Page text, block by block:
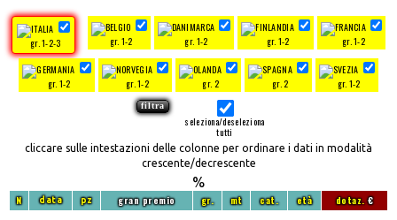
gr. 1-2-3 gr. 1-2 gr. 1-2 gr. 1-2 gr. 1-2
gr. 1-2 gr. 1-2 gr. 2 gr. 2 gr. 1-2
seleziona/deseleziona
tutti
cliccare sulle intestazioni delle colonne per ordinare i dati in modalità
crescente/decrescente
%
N data pz gran premio gr. mt cat. età dotaz.€